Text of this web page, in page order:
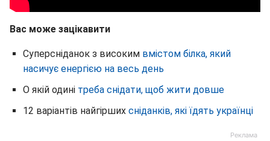
Вас може зацікавити
Суперсніданок з високим вмістом білка, який
насичує енергією на весь день
О якій одині треба снідати, щоб жити довше
12 варіантів найгірших сніданків, які їдять українці